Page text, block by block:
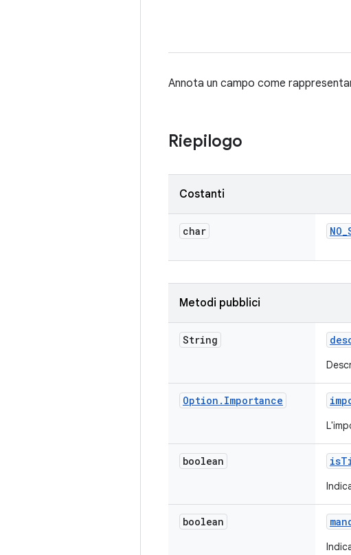
Annota un campo come
Riepilogo
Costanti
char NO_
Metodi pubblici
String
Option . Importance
boolean is
boolean